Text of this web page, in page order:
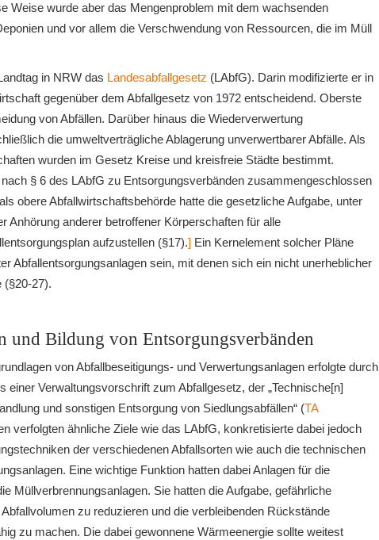
Weise wurde aber das Mengenproblem mit dem wachsenden
und vor allem die Verschwendung von Ressourcen, die im Müll
in NRW das Landesabfallgesetz (LAbfG). Darin modifizierte er in
gegenüber dem Abfallgesetz von 1972 entscheidend. Oberste
von Abfällen. Darüber hinaus die Wiederverwertung
die umweltverträgliche Ablagerung unverwertbarer Abfälle. Als
wurden im Gesetz Kreise und kreisfreie Städte bestimmt.
§ 6 des LAbfG zu Entsorgungsverbänden zusammengeschlossen
obere Abfallwirtschaftsbehörde hatte die gesetzliche Aufgabe, unter
Anhörung anderer betroffener Körperschaften für alle
aufzustellen (§17).] Ein Kernelement solcher Pläne
Abfallentsorgungsanlagen sein, mit denen sich ein nicht unerheblicher
(§20-27).
und Bildung von Entsorgungsverbänden
von Abfallbeseitigungs- und Verwertungsanlagen erfolgte durch
einer Verwaltungsvorschrift zum Abfallgesetz, der „Technische[n]
und sonstigen Entsorgung von Siedlungsabfällen“ (TA
verfolgten ähnliche Ziele wie das LAbfG, konkretisierte dabei jedoch
der verschiedenen Abfallsorten wie auch die technischen
Eine wichtige Funktion hatten dabei Anlagen für die
Müllverbrennungsanlagen. Sie hatten die Aufgabe, gefährliche
zu reduzieren und die verbleibenden Rückstände
zu machen. Die dabei gewonnene Wärmeenergie sollte weitest